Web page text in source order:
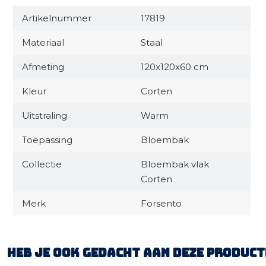
Artikelnummer 17819
Materiaal Staal
Afmeting 120x120x60 cm
Kleur Corten
Uitstraling Warm
Toepassing Bloembak
Collectie
Bloembak vlak
Corten
Merk Forsento
Heb je ook gedacht aan deze